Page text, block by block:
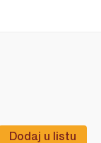
Dodaj u listu